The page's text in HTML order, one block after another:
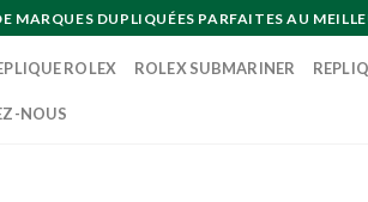
DUPLIQUÉES PARFAITES AU
ROLEX ROLEX SUBMARINER
NOUS